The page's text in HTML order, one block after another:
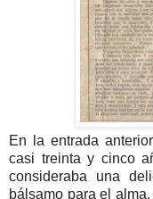
En la entrada
casi treinta y cinco
consideraba una
bálsamo para el